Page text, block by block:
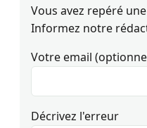
Vous avez repéré
Informez notre
Votre email
Décrivez l'erreur